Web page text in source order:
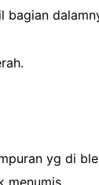
bagian
yg di
menumis.